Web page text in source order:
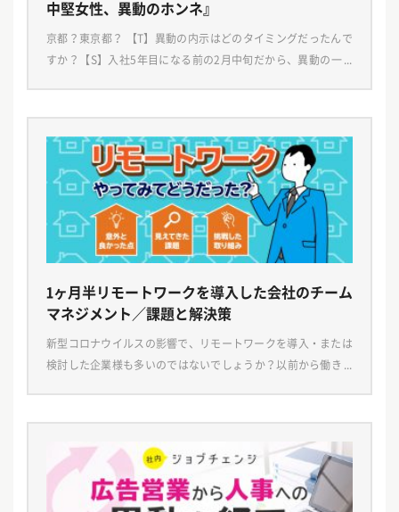
中堅女性、異動のホンネ』
京都？東京都？ 【T】異動の内示はどのタイミングだったんで
すか？【S】入社5年目になる前の2月中旬だから、異動の一ヶ
1ヶ月半リモートワークを導入した会社のチーム
マネジメント／課題と解決策
新型コロナウイルスの影響で、リモートワークを導入・または
検討した企業様も多いのではないでしょうか？以前から働き方